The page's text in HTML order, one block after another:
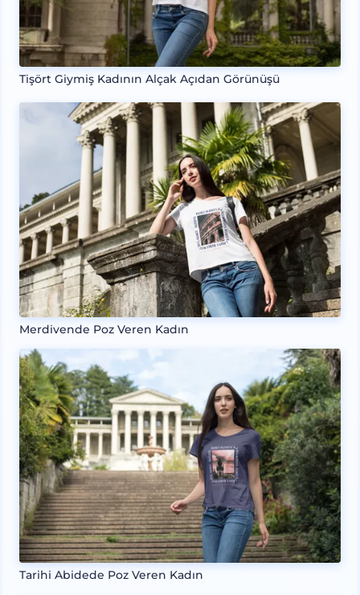
Tişört Giymiş Kadının Alçak Açıdan Görünüşü
Merdivende Poz Veren Kadın
Tarihi Abidede Poz Veren Kadın